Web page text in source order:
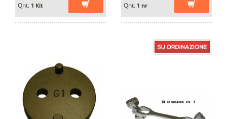
Qnt. 1 Kit
Qnt. 1 nr